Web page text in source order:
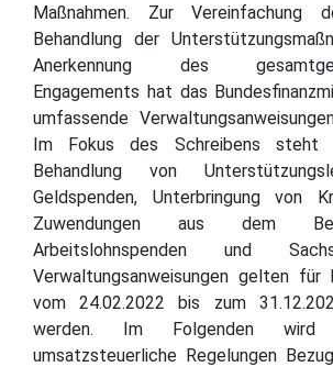
Maßnahmen. Zur Vereinfachung
Behandlung der
Anerkennung des
Engagements hat das
umfassende
Im Fokus des Schreibens steht
Behandlung von
Geldspenden, Unterbringung von
Zuwendungen aus dem
Arbeitslohnspenden und
Verwaltungsanweisungen gelten für
vom 24.02.2022 bis zum
werden. Im Folgenden
umsatzsteuerliche Regelungen